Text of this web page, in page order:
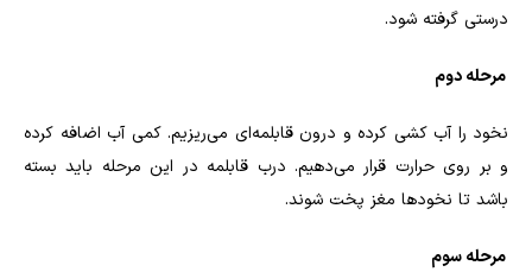
درستی گرفته شود.
مرحله دوم
نخود را آب کشی کرده و درون قابلمه‌ای می‌ریزیم. کمی آب اضافه کرده
و بر روی حرارت قرار می‌دهیم. درب قابلمه در این مرحله باید بسته
باشد تا نخودها مغز پخت شوند.
مرحله سوم